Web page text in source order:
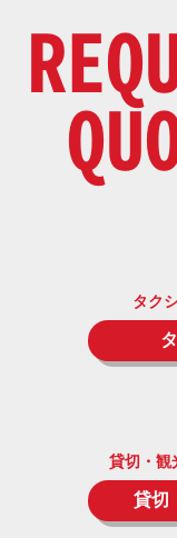
タク
貸切・観
貸切